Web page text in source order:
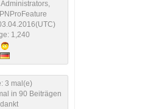
1,240
3 mal(e)
in 90 Beiträgen